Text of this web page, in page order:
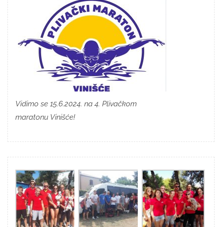
Vidimo se 15.6.2024. na 4. Plivačkom
maratonu Vinišće!